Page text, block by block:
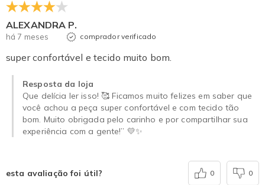
ALEXANDRA P.
há 7 meses comprador verificado
super confortável e tecido muito bom.
Resposta da loja
Que delícia ler isso! 🥰 Ficamos muito felizes em saber que
você achou a peça super confortável e com tecido tão
bom. Muito obrigada pelo carinho e por compartilhar sua
experiência com a gente!” 💛✨
esta avaliação foi útil? 0 0